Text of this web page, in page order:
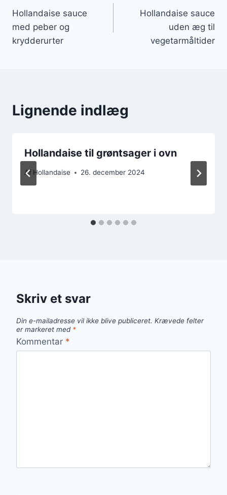
Hollandaise sauce
med peber og
krydderurter
Hollandaise sauce
uden æg til
vegetarmåltider
Lignende indlæg
Hollandaise til grøntsager i ovn
Af Hollandaise 26. december 2024
Skriv et svar
Din e-mailadresse vil ikke blive publiceret. Krævede felter
er markeret med *
Kommentar *